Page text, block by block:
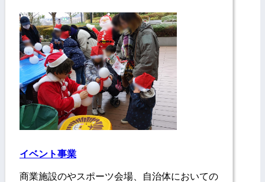
イベント事業
商業施設のやスポーツ会場、自治体においての